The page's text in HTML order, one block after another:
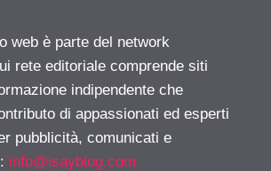
web è parte del network
rete editoriale comprende siti
indipendente che
di appassionati ed esperti
pubblicità, comunicati e
info@isayblog.com